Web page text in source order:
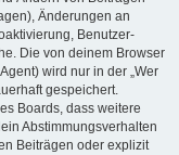
Änderungen an
Benutzer-
Die von deinem Browser
wird nur in der „Wer
gespeichert.
Boards, dass weitere
Abstimmungsverhalten
Beiträgen oder explizit